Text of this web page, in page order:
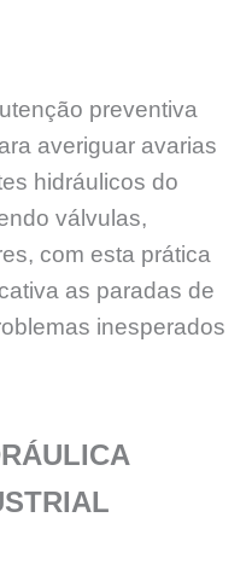
preventiva
averiguar avarias
hidráulicos do
válvulas,
com esta prática
as paradas de
inesperados